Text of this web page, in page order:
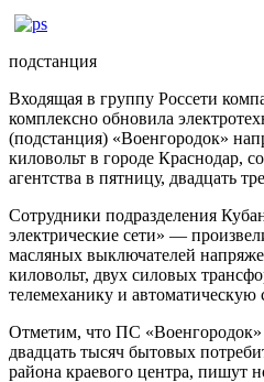
подстанция
Входящая в группу Россети
комплексно обновила
(подстанция) «Военгородок»
киловольт в городе Краснодар,
агентства в пятницу, двадцать
Сотрудники подразделения
электрические сети» —
масляных выключателей
киловольт, двух силовых
телемеханику и
Отметим, что ПС «Военгородок»
двадцать тысяч бытовых
района краевого центра, пишут